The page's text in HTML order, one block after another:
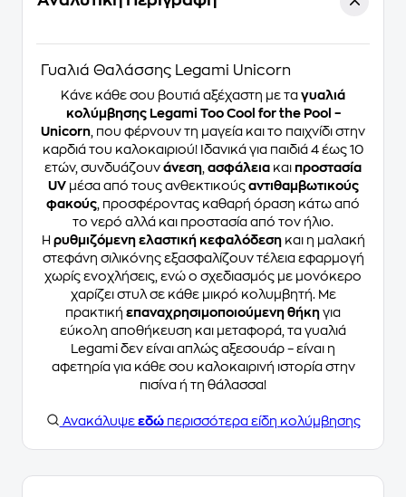
Γυαλιά Θαλάσσης Legami Unicorn
Κάνε κάθε σου βουτιά αξέχαστη με τα γυαλιά
κολύμβησης Legami Too Cool for the Pool –
Unicorn , που φέρνουν τη μαγεία και το παιχνίδι στην
καρδιά του καλοκαιριού! Ιδανικά για παιδιά 4 έως 10
ετών, συνδυάζουν άνεση ασφάλεια και προστασία
UVμέσα από τους ανθεκτικούς αντιθαμβωτικούς
φακούς , προσφέροντας καθαρή όραση κάτω από
το νερό αλλά και προστασία από τον ήλιο.
Η ρυθμιζόμενη ελαστική κεφαλόδεσηκαι η μαλακή
στεφάνη σιλικόνης εξασφαλίζουν τέλεια εφαρμογή
χωρίς ενοχλήσεις, ενώ ο σχεδιασμός με μονόκερο
χαρίζει στυλ σε κάθε μικρό κολυμβητή. Με
πρακτική επαναχρησιμοποιούμενη θήκη για
εύκολη αποθήκευση και μεταφορά, τα γυαλιά
Legami δεν είναι απλώς αξεσουάρ – είναι η
αφετηρία για κάθε σου καλοκαιρινή ιστορία στην
πισίνα ή τη θάλασσα!
Ανακάλυψε εδώπερισσότερα είδη κολύμβησης